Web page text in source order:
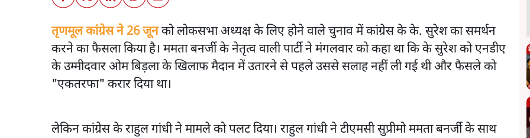
तृणमूल कांग्रेस ने 26 जूनको लोकसभा अध्यक्ष के लिए होने वाले चुनाव में कांग्रेस के के. सुरेश का समर्थन
करने का फैसला किया है। ममता बनर्जी के नेतृत्व वाली पार्टी ने मंगलवार को कहा था कि के सुरेश को एनडीए
के उम्मीदवार ओम बिड़ला के खिलाफ मैदान में उतारने से पहले उससे सलाह नहीं ली गई थी और फैसले को
"एकतरफा" करार दिया था।
लेकिन कांग्रेस के राहुल गांधी ने मामले को पलट दिया। राहुल गांधी ने टीएमसी सुप्रीमो ममता बनर्जी के साथ